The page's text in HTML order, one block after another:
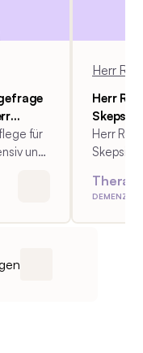
für
und
Herr
Herr
Skepsis
die
Herr
Skepsis
DEMENZ